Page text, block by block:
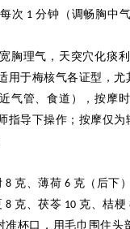
次 1分钟（调畅胸中
胸理气，天突穴化痰
用于梅核气各证型，尤
气管、食道），按摩
指导下操作；按摩仅
8 克、薄荷 6 克（后下
8 克、茯苓 10 克、桔梗
杯口，用毛巾围住头